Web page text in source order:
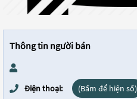
Thông tin người bán
Điện thoại: (Bấm để hiện số)